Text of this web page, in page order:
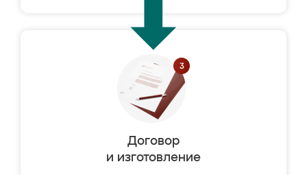
Договор
и изготовление